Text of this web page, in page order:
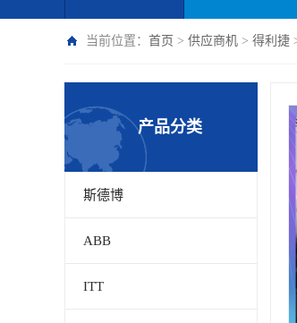
当前位置： 首页 > 供应商机 > 得利捷
产品分类
斯德博
ABB
ITT